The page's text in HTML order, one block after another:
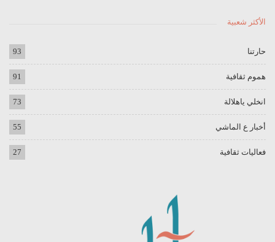
الأكثر شعبية
حارتنا 93
هموم ثقافية 91
انخلي ياهلالة 73
أخبار ع الماشي 55
فعاليات ثقافية 27